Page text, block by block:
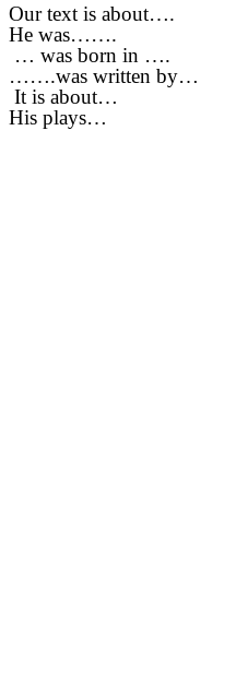
Our text is about….
He was…….
… was born in ….
…….was written by…
It is about…
His plays…